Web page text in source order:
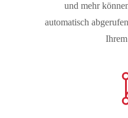
und mehr
automatisch